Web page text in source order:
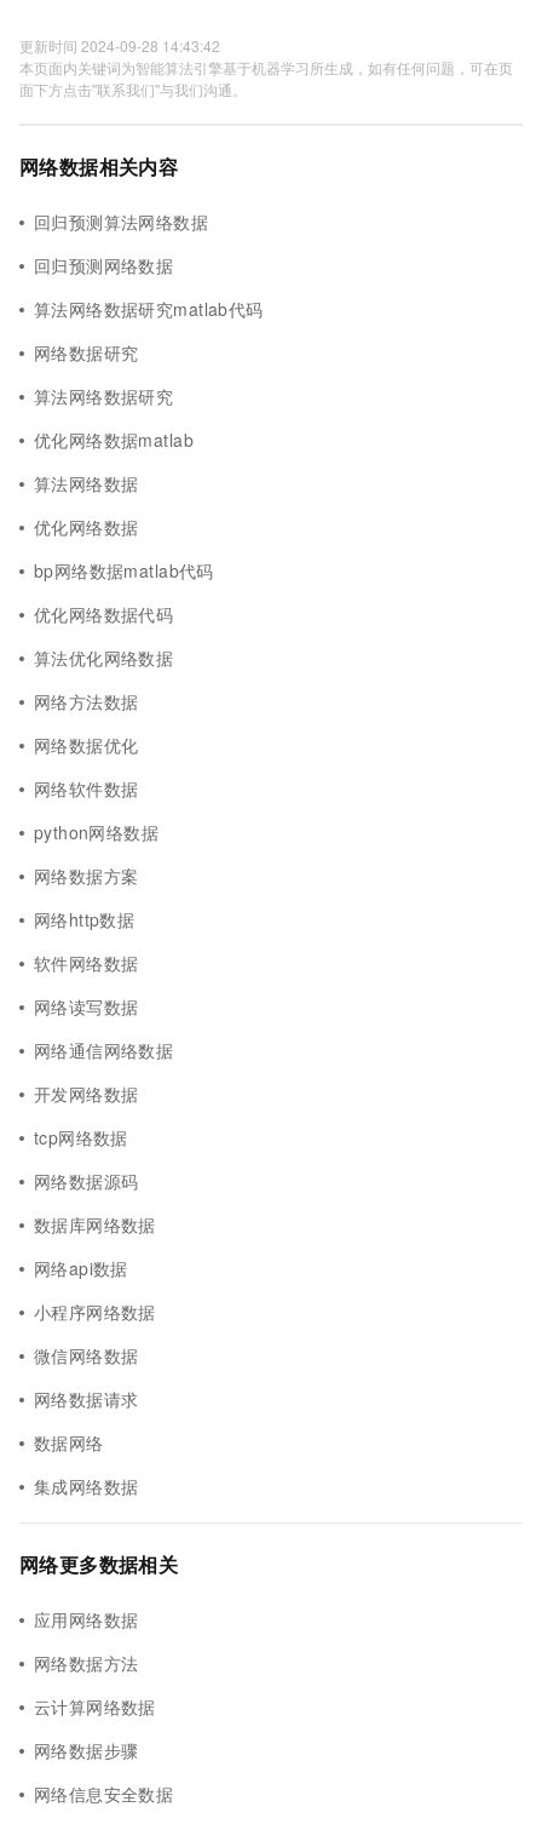
更新时间 2024-09-28 14:43:42
本页面内关键词为智能算法引擎基于机器学习所生成，如有任何问题，可在页
面下方点击"联系我们"与我们沟通。
网络数据相关内容
回归预测算法网络数据
回归预测网络数据
算法网络数据研究matlab代码
网络数据研究
算法网络数据研究
优化网络数据matlab
算法网络数据
优化网络数据
bp网络数据matlab代码
优化网络数据代码
算法优化网络数据
网络方法数据
网络数据优化
网络软件数据
python网络数据
网络数据方案
网络http数据
软件网络数据
网络读写数据
网络通信网络数据
开发网络数据
tcp网络数据
网络数据源码
数据库网络数据
网络api数据
小程序网络数据
微信网络数据
网络数据请求
数据网络
集成网络数据
网络更多数据相关
应用网络数据
网络数据方法
云计算网络数据
网络数据步骤
网络信息安全数据